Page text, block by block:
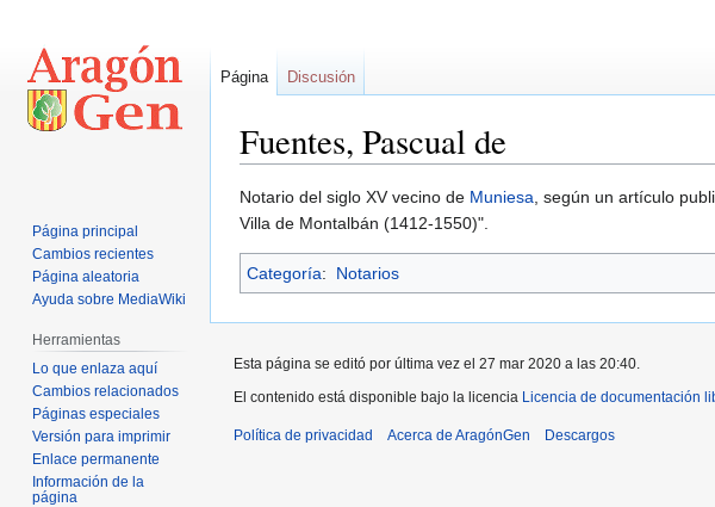
Fuentes, Pascual de
Ir
a
la
navegación
Ir
a
la
búsqueda
Notario del siglo XV vecino de Muniesa, según un artículo
Villa de Montalbán (1412-1550)".
Categoría: Notarios
Página Discusión
Página principal
Cambios recientes
Página aleatoria
Ayuda sobre MediaWiki
Herramientas
Lo que enlaza aquí
Cambios relacionados
Páginas especiales
Versión para imprimir
Enlace permanente
Información de la
página
Esta página se editó por última vez el 27 mar 2020 a las 20:40.
El contenido está disponible bajo la licencia Licencia de documentación
Política de privacidad Acerca de AragónGen Descargos